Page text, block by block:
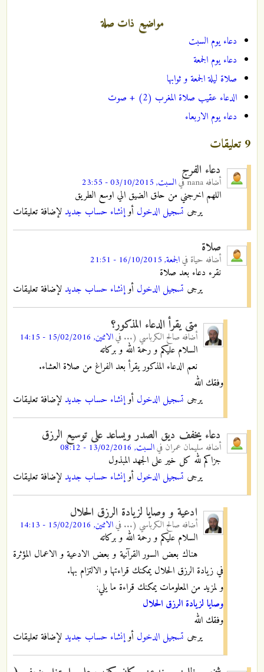
مواضيع ذات صلة
دعاء يوم السبت
دعاء يوم الجمعة
صلاة ليلة الجمعة و ثوابها
الدعاء عقيب صلاة المغرب (2) + صوت
دعاء يوم الاربعاء
9 تعليقات
دعاء الفرج
أضافه nanaفيالسبت, 03/10/2015 - 23:55
اللهم اخرجني من حلق الضيق الي اوسع الطريق
يرجى تسجيل الدخول أوإنشاء حساب جديد لإضافة تعليقات
صلاة
أضافه حياة فيالجمعة, 16/10/2015 - 21:51
نقرء دعاء بعد صلاة
يرجى تسجيل الدخول أوإنشاء حساب جديد لإضافة تعليقات
متى يقرأ الدعاء المذكور؟
أضافه صالح الكرباسي (... فيالاثنين, 15/02/2016 - 14:15
السلام عليكم و رحمة الله و بركاته
نعم الدعاء المذكور يقرأ بعد الفراغ من صلاة العشاء.
وفقك الله
يرجى تسجيل الدخول أوإنشاء حساب جديد لإضافة تعليقات
دعاء يخفف ديق الصدر ويساعد على توسيع الرزق
أضافه سليمان عمران فيالسبت, 13/02/2016 - 08:12
جزاكم لله كل خير على الجهد المبذول
يرجى تسجيل الدخول أوإنشاء حساب جديد لإضافة تعليقات
ادعية و وصايا لزيادة الرزق الحلال
أضافه صالح الكرباسي (... فيالاثنين, 15/02/2016 - 14:13
السلام عليكم و رحمة الله و بركاته
هناك بعض السور القرآنية و بعض الادعية و الاعمال المؤثرة
في زيادة الرزق الحلال يمكنك قراءتها و الالتزام بها.
و لمزيد من المعلومات يمكنك قراءة ما يلي:
وصايا لزيادة الرزق الحلال
وفقك الله
يرجى تسجيل الدخول أوإنشاء حساب جديد لإضافة تعليقات